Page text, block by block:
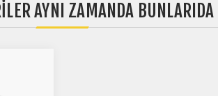
AYNI ZAMANDA BUNLARIDA